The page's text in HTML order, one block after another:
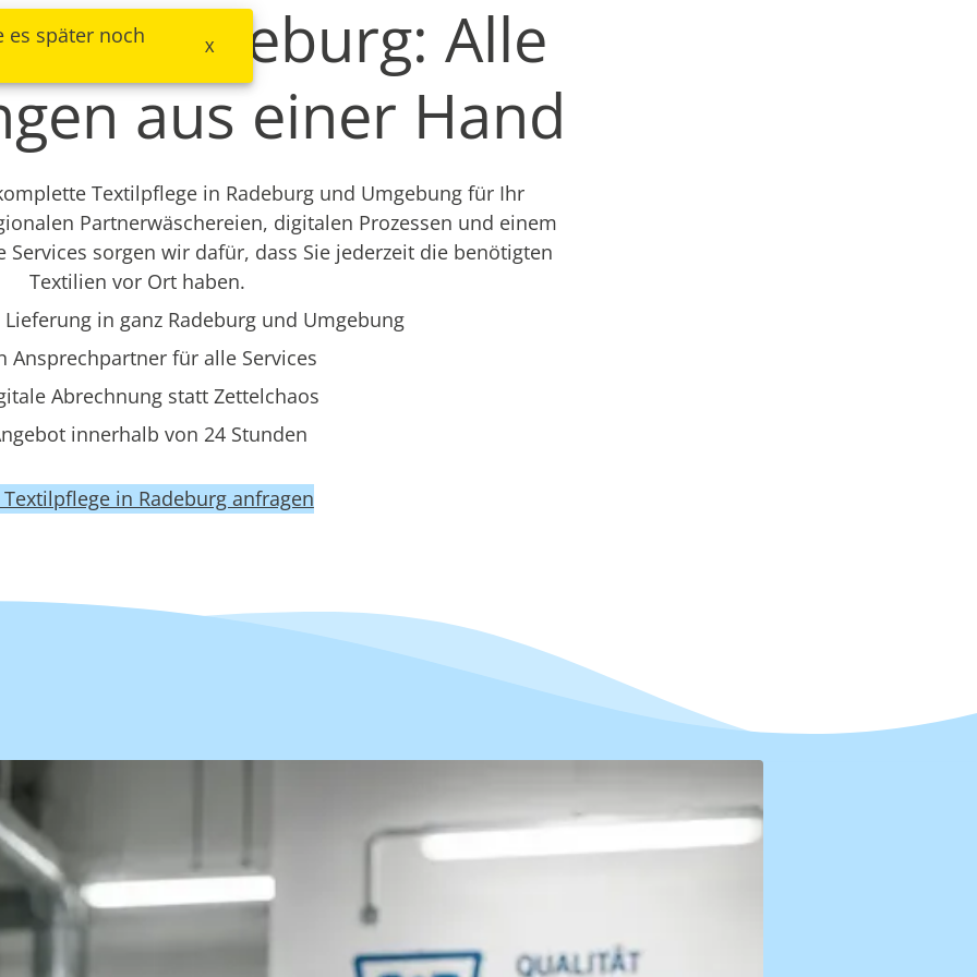
in Radeburg: Alle
aus einer Hand
Textilpflege in Radeburg und Umgebung für Ihr
Partnerwäschereien, digitalen Prozessen und einem
sorgen wir dafür, dass Sie jederzeit die benötigten
Textilien vor Ort haben.
in ganz Radeburg und Umgebung
Ansprechpartner für alle Services
Abrechnung statt Zettelchaos
innerhalb von 24 Stunden
Textilpflege in Radeburg anfragen
es später noch X